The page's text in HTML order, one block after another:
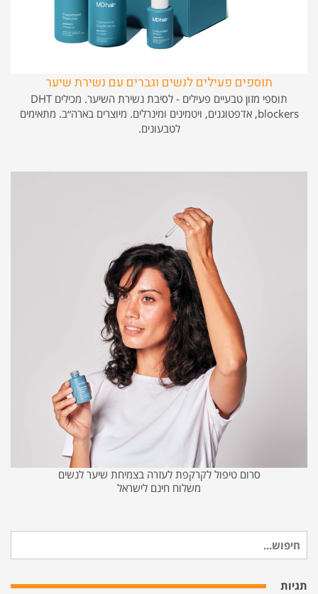
תוספים פעילים לנשים וגברים עם נשירת שיער
תוספי מזון טבעיים פעילים - לסיבת נשירת השיער. מכילים DHT
blockers, אדפטוגנים, ויטמינים ומינרלים. מיוצרים בארה״ב. מתאימים
לטבעונים.
סרום טיפול לקרקפת לעזרה בצמיחת שיער לנשים
משלוח חינם לישראל
עבור:
תגיות